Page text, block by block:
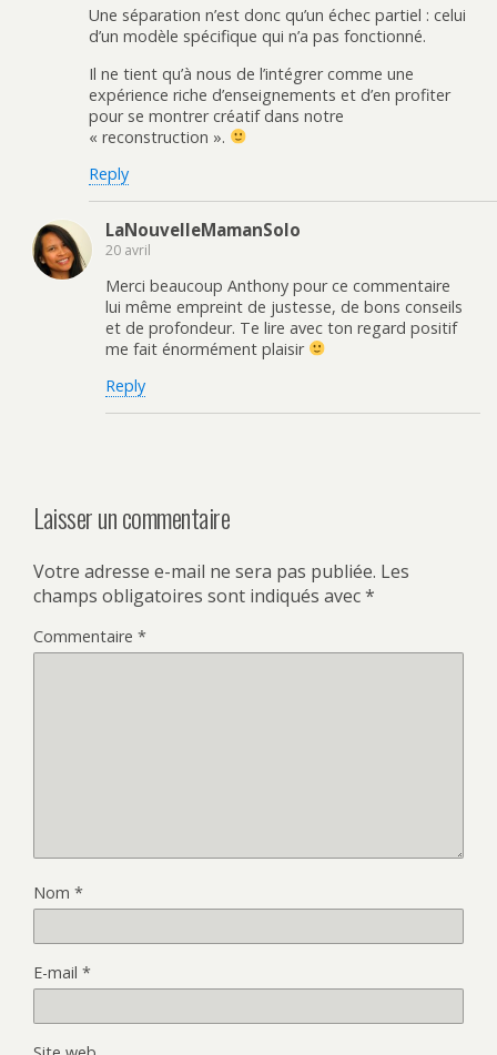
Une séparation n’est donc qu’un échec partiel : celui
d’un modèle spécifique qui n’a pas fonctionné.
Il ne tient qu’à nous de l’intégrer comme une
expérience riche d’enseignements et d’en profiter
pour se montrer créatif dans notre
« reconstruction ».
Reply
LaNouvelleMamanSolo
20 avril
Merci beaucoup Anthony pour ce commentaire
lui même empreint de justesse, de bons conseils
et de profondeur. Te lire avec ton regard positif
me fait énormément plaisir
Reply
Laisser un commentaire
Votre adresse e-mail ne sera pas publiée. Les
champs obligatoires sont indiqués avec*
Commentaire *
Nom *
E-mail *